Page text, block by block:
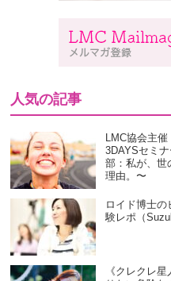
人気の記事
LMC協会主
3DAYSセミ
部：私が、世
理由。〜
ロイド博士
験レポ（
《クレクレ